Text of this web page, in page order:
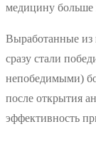
медицину больше
Выработанные из
сразу стали
непобедимыми)
после открытия
эффективность